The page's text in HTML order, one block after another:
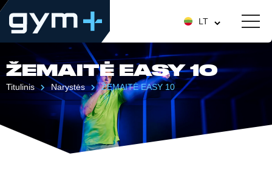
LT
ŽEMAITĖ EASY 10
Titulinis Narystės ŽEMAITĖ EASY 10